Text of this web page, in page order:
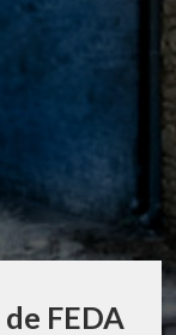
FEDA